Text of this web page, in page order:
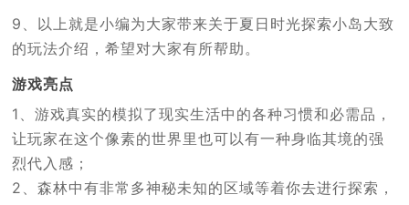
9、以上就是小编为大家带来关于夏日时光探索小岛大致
的玩法介绍，希望对大家有所帮助。
游戏亮点
1、游戏真实的模拟了现实生活中的各种习惯和必需品，
让玩家在这个像素的世界里也可以有一种身临其境的强
烈代入感；
2、森林中有非常多神秘未知的区域等着你去进行探索，